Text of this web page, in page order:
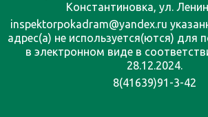
Константиновка, ул.
inspektorpokadram@yandex.ru
адрес(а) не используется(ются) для
в электронном виде в
28.12.2024.
8(41639)91-3-42